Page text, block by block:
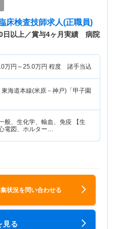
床検査技師求人(正職員)
日以上／賞与4ヶ月実績 病院
万円～25.0万円 程度 諸手当込
東海道本線(米原－神戸)「甲子園
般、生化学、輸血、免疫 【生
電図、ホルター…
状況を問い合わせる
見る